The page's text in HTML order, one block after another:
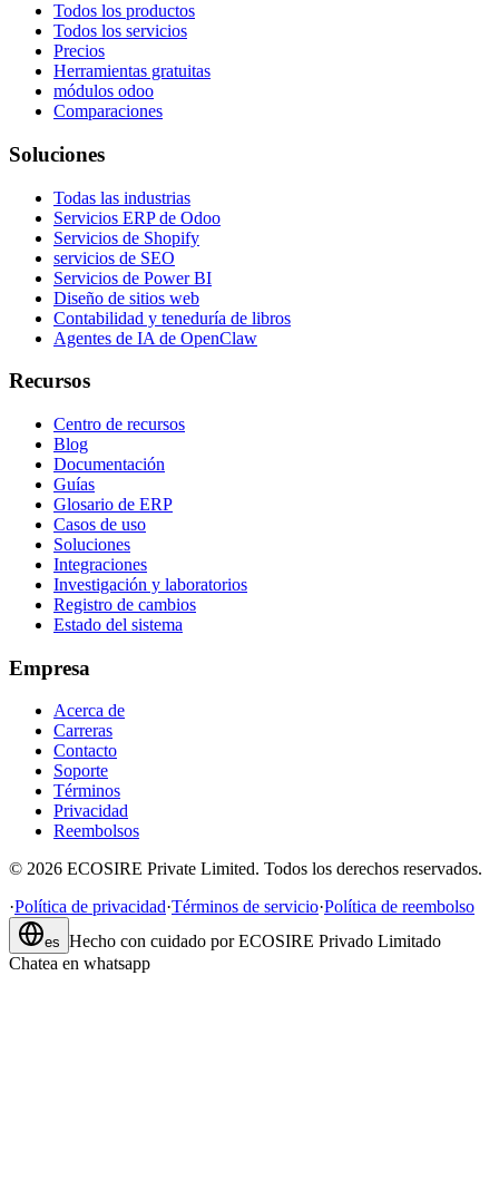
Todos los productos
Todos los servicios
Precios
Herramientas gratuitas
módulos odoo
Comparaciones
Soluciones
Todas las industrias
Servicios ERP de Odoo
Servicios de Shopify
servicios de SEO
Servicios de Power BI
Diseño de sitios web
Contabilidad y teneduría de libros
Agentes de IA de OpenClaw
Recursos
Centro de recursos
Blog
Documentación
Guías
Glosario de ERP
Casos de uso
Soluciones
Integraciones
Investigación y laboratorios
Registro de cambios
Estado del sistema
Empresa
Acerca de
Carreras
Contacto
Soporte
Términos
Privacidad
Reembolsos
© 2026 ECOSIRE Private Limited. Todos los derechos reservados.
·Política de privacidad·Términos de servicio·Política de reembolso
es Hecho con cuidado por ECOSIRE Privado Limitado
Chatea en whatsapp